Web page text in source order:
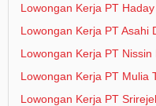
Lowongan Kerja PT
Lowongan Kerja PT Asahi
Lowongan Kerja PT
Lowongan Kerja PT Mulia
Lowongan Kerja PT